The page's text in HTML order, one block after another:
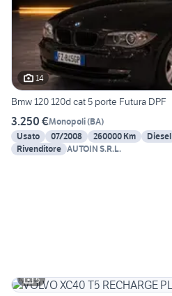
14
Bmw 120 120d cat 5 porte Futura DPF
3.250 €Monopoli(BA)
Usato
07/2008 260000 Km Diesel
Rivenditore AUTOIN S.R.L.
5